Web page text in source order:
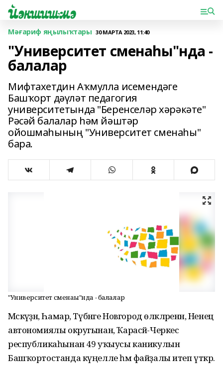
Мәғариф яңылыҡтары 30 МАРТА 2023, 11:40
"Университет сменаһы"нда -
балалар
Мифтахетдин Аҡмулла исемендәге
Башҡорт дәүләт педагогия
университетында "Беренселәр хәрәкәте"
Рәсәй балалар һәм йәштәр
ойошмаһының "Университет сменаһы"
бара.
"Университет сменаһы"нда - балалар
Мәскәүҙән, Һамар, Түбәнге Новгород өлкәләренән, Ненец
автономиялы округынан, Ҡарасәй-Черкес
республикаһынан 49 уҡыусы каникулын
Башҡортостанда күңелле һәм файҙалы итеп үткәрә.